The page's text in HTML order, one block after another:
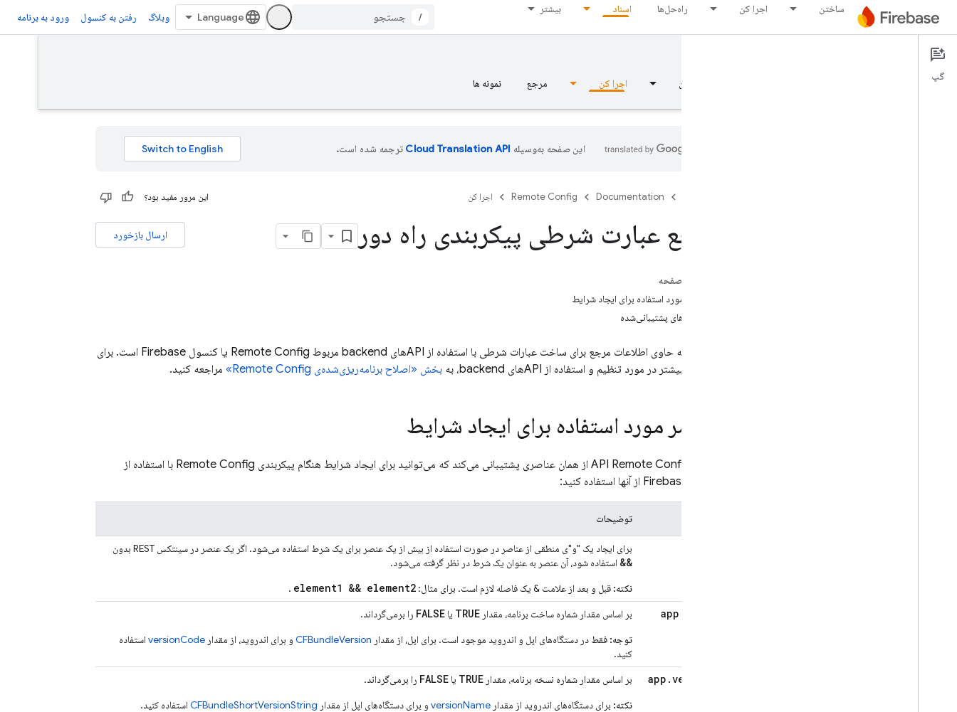
ساختن اجرا کن راه‌حل‌ها اسناد بیشتر
/ وبلاگ رفتن به کنسول ورود به برنامه
Documentation
نمای کلی ساختن اجرا کن مرجع نمونه ها
این صفحه به‌وسیله ترجمه شده است.
Documentation
Remote Config اجرا کن این مرور مفید بود؟
ارسال بازخورد مرجع عبارت شرطی پیکربندی راه دور
در این صفحه
عناصر مورد استفاده برای ایجاد شرایط
اپراتورهای پشتیبانی‌شده
این صفحه حاوی اطلاعات مرجع برای ساخت عبارات شرطی با استفاده از APIهای backend مربوط Remote Config یا کنسول Firebase است. برای
اطلاعات بیشتر در مورد تنظیم و استفاده از APIهای backend، به
بخش «اصلاح برنامه‌ریزی‌شده‌ی Remote Config» مراجعه کنید.
عناصر مورد استفاده برای ایجاد شرایط
API Remote Config
Remote Config با استفاده از
توضیحات
برای ایجاد یک "و"ی منطقی از عناصر در صورت استفاده از بیش از یک عنصر برای یک شرط استفاده می‌شود. اگر یک عنصر در سینتکس REST بدون
&& استفاده شود، آن عنصر به عنوان یک شرط در نظر گرفته می‌شود.
نکته: قبل و بعد از علامت & یک فاصله لازم است. برای مثال:element1 && element2
.
app بر اساس مقدار شماره ساخت برنامه، مقدار TRUE یا FALSE را برمی‌گرداند.
توجه: فقط در دستگاه‌های اپل و اندروید موجود است. برای اپل، از مقدار CFBundleVersion و برای اندروید، از مقدارversionCode استفاده
کنید.
app .version بر اساس مقدار شماره نسخه برنامه، مقدار TRUE یا FALSE را برمی‌گرداند.
نکته: برای دستگاه‌های اندروید از مقدارversionName و برای دستگاه‌های اپل از مقدار CFBundleShortVersionString استفاده کنید.
گپ